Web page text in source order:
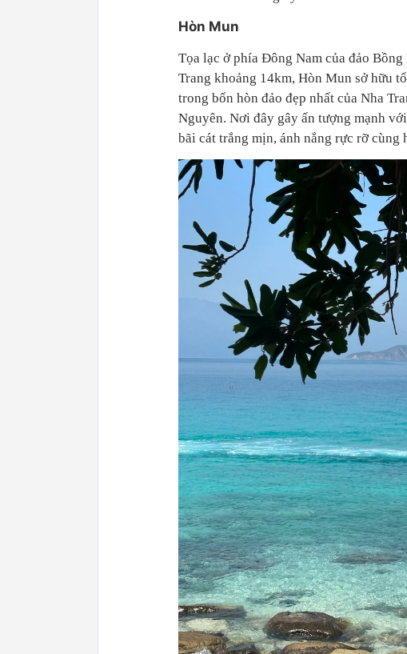
Hòn Mun
Tọa lạc ở phía Đông Nam của đảo
Trang khoảng 14km, Hòn Mun sở hữu
trong bốn hòn đảo đẹp nhất của Nha
Nguyên. Nơi đây gây ấn tượng mạnh
bãi cát trắng mịn, ánh nắng rực rỡ cùng